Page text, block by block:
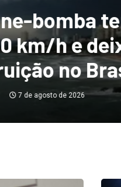
de mais
de